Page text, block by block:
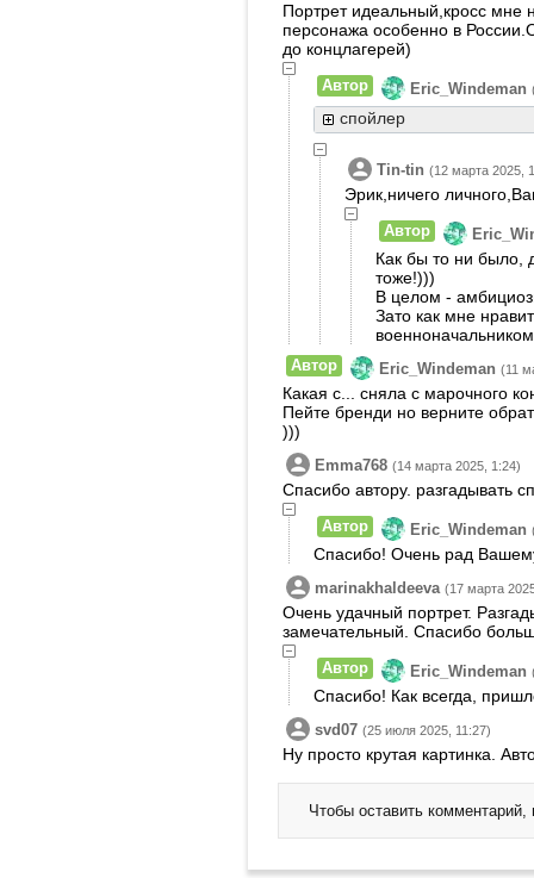
Портрет идеальный,кросс мне
персонажа особенно в
до концлагерей)
Автор Eric_Windeman
спойлер
Tin-tin (12 марта 2025,
Эрик,ничего
Автор
Как бы то ни было,
тоже!)))
В целом -
Зато как мне
Автор Eric_Windeman (11
Какая с... сняла с марочного
Пейте бренди но верните
)))
Emma768 (14 марта 2025, 1:24)
Спасибо автору. разгадывать
Автор Eric_Windeman
Спасибо! Очень рад
marinakhaldeeva (17 марта
Очень удачный портрет.
замечательный. Спасибо
Автор Eric_Windeman
Спасибо! Как всегда,
svd07 (25 июля 2025, 11:27)
Ну просто крутая картинка.
Чтобы оставить